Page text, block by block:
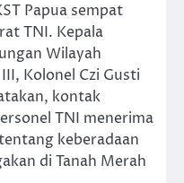
Papua sempat
TNI. Kepala
Wilayah
Kolonel Czi Gusti
kontak
TNI menerima
keberadaan
di Tanah Merah